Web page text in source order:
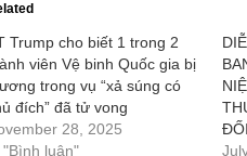
Trump cho biết 1 trong 2
viên Vệ binh Quốc gia bị
trong vụ “xả súng có
đích” đã tử vong
28, 2025
"Bình luận"